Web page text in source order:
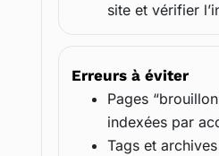
site et vérifier
Erreurs à éviter
Pages
indexées par
Tags et